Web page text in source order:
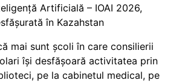
Artificială – IOAI 2026,
în Kazahstan
mai sunt școli în care consilierii
își desfășoară activitatea prin
pe la cabinetul medical, pe